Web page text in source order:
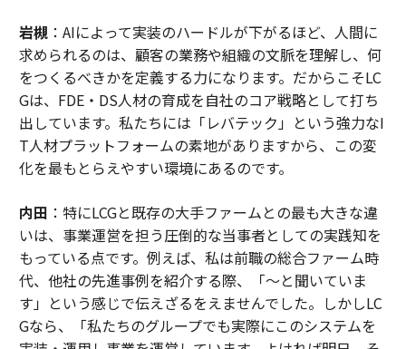
岩槻：AIによって実装のハードルが下がるほど、人間に
求められるのは、顧客の業務や組織の文脈を理解し、何
をつくるべきかを定義する力になります。だからこそLC
Gは、FDE・DS人材の育成を自社のコア戦略として打ち
出しています。私たちには「レバテック」という強力なI
T人材プラットフォームの素地がありますから、この変
化を最もとらえやすい環境にあるのです。
内田 ：特にLCGと既存の大手ファームとの最も大きな違
いは、事業運営を担う圧倒的な当事者としての実践知を
もっている点です。例えば、私は前職の総合ファーム時
代、他社の先進事例を紹介する際、「〜と聞いていま
す」という感じで伝えざるをえませんでした。しかしLC
Gなら、「私たちのグループでも実際にこのシステムを